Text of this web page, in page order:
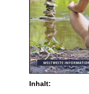
Inhalt: